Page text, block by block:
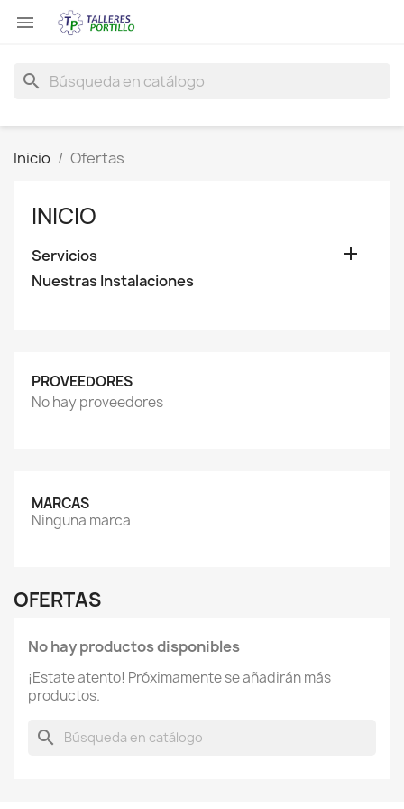

search
Inicio Ofertas
INICIO
Servicios 
Nuestras Instalaciones
PROVEEDORES
No hay proveedores
MARCAS
Ninguna marca
OFERTAS
No hay productos disponibles
¡Estate atento! Próximamente se añadirán más
productos.
search